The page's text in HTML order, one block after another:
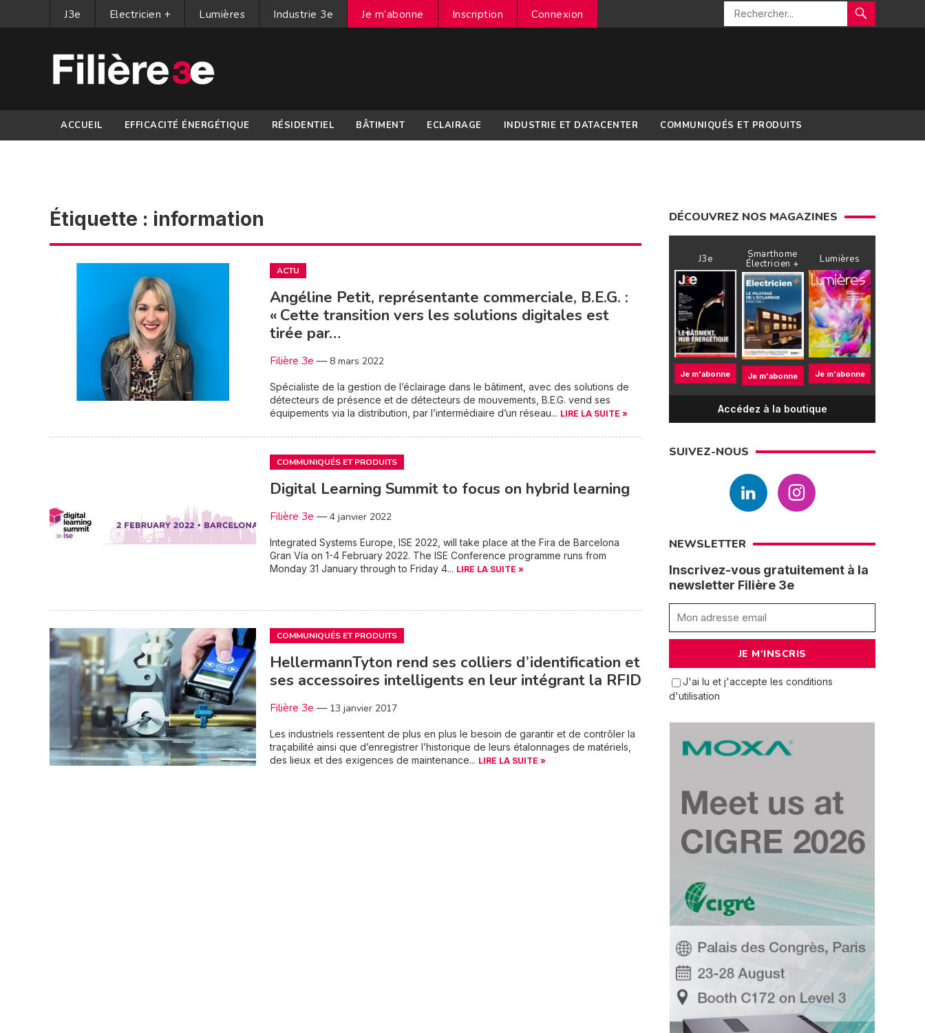
J3e Electricien + Lumières Industrie 3e Je m’abonne Inscription Connexion
ACCUEIL EFFICACITÉ ÉNERGÉTIQUE RÉSIDENTIEL BÂTIMENT ECLAIRAGE INDUSTRIE ET DATACENTER COMMUNIQUÉS ET PRODUITS
Étiquette : information
ACTU
Angéline Petit, représentante commerciale, B.E.G. :
« Cette transition vers les solutions digitales est
tirée par…
Filière 3e — 8 mars 2022
Spécialiste de la gestion de l’éclairage dans le bâtiment, avec des solutions de
détecteurs de présence et de détecteurs de mouvements, B.E.G. vend ses
équipements via la distribution, par l’intermédiaire d’un réseau... LIRE LA SUITE »
COMMUNIQUÉS ET PRODUITS
Digital Learning Summit to focus on hybrid learning
Filière 3e —4 janvier 2022
Integrated Systems Europe, ISE 2022, will take place at the Fira de Barcelona
Gran Vía on 1-4 February 2022. The ISE Conference programme runs from
Monday 31 January through to Friday 4... LIRE LA SUITE »
COMMUNIQUÉS ET PRODUITS
HellermannTyton rend ses colliers d’identification et
ses accessoires intelligents en leur intégrant la RFID
Filière 3e — 13 janvier 2017
Les industriels ressentent de plus en plus le besoin de garantir et de contrôler la
traçabilité ainsi que d’enregistrer l’historique de leurs étalonnages de matériels,
des lieux et des exigences de maintenance... LIRE LA SUITE »
DÉCOUVREZ NOS MAGAZINES
J3e
Je m'abonne
Smarthome
Électricien +
Je m'abonne
Lumières
Je m'abonne
Accédez à la boutique
SUIVEZ-NOUS
NEWSLETTER
Inscrivez-vous gratuitement à la
newsletter Filière 3e
J'ai lu et j'accepte les conditions
d'utilisation